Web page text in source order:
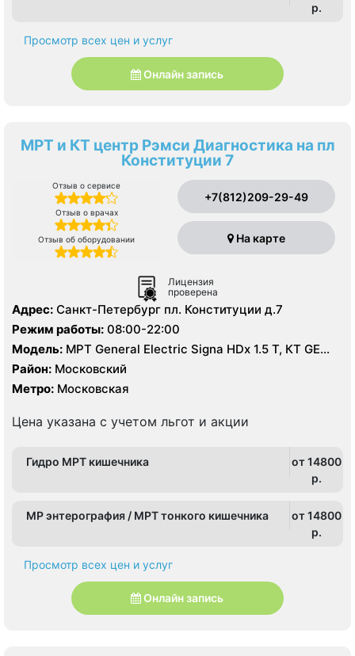
p.
Просмотр всех цен и услуг
Онлайн запись
МРТ и КТ центр Рэмси Диагностика на пл
Конституции 7
Отзыв о сервисе
Отзыв о врачах
Отзыв об оборудовании
+7(812)209-29-49
На карте
Лицензия
проверена
Адрес: Санкт-Петербург пл. Конституции д.7
Режим работы: 08:00-22:00
Модель: МРТ General Electric Signa HDх 1.5 T, КТ GE
Optima 660 64 среза
Район: Московский
Метро: Московская
Цена указана с учетом льгот и акции
Гидро МРТ кишечника
от 14800
p.
МР энтерография / МРТ тонкого кишечника
от 14800
p.
Просмотр всех цен и услуг
Онлайн запись